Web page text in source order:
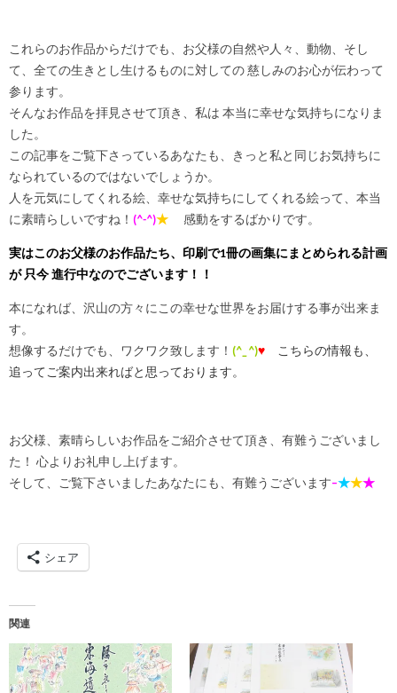
これらのお作品からだけでも、お父様の自然や人々、動物、そし
て、全ての生きとし生けるものに対しての 慈しみのお心が伝わって
参ります。
そんなお作品を拝見させて頂き、私は 本当に幸せな気持ちになりま
した。
この記事をご覧下さっているあなたも、きっと私と同じお気持ちに
なられているのではないでしょうか。
人を元気にしてくれる絵、幸せな気持ちにしてくれる絵って、本当
に素晴らしいですね！ (^-^)★ 感動をするばかりです。
実はこのお父様のお作品たち、印刷で1冊の画集にまとめられる計画
が 只今 進行中なのでございます！！
本になれば、沢山の方々にこの幸せな世界をお届けする事が出来ま
す。
想像するだけでも、ワクワク致します！ (^_^)♥ こちらの情報も、
追ってご案内出来ればと思っております。
お父様、素晴らしいお作品をご紹介させて頂き、有難うございまし
た！ 心よりお礼申し上げます。
そして、ご覧下さいましたあなたにも、有難うございます–★★★
シェア
関連